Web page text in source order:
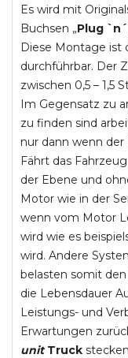
Es wird mit
Buchsen „Plug
Diese Montage ist
durchführbar. Der
zwischen 0,5 – 1,5
Im Gegensatz zu
zu finden sind
nur dann wenn
Fährt das
der Ebene und
Motor wie in der
wenn vom Motor
wird wie es
wird. Andere
belasten somit
die Lebensdauer
Leistungs- und
Erwartungen
unit Truck